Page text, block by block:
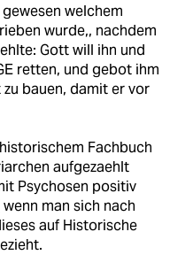
welchem
wurde,, nachdem
Gott will ihn und
retten, und gebot ihm
bauen, damit er vor
Fachbuch
aufgezaehlt
Psychosen positiv
man sich nach
auf Historische